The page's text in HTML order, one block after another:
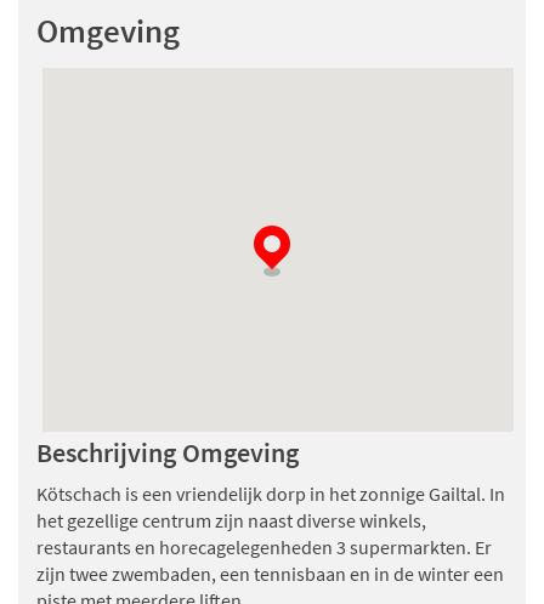
Omgeving
Beschrijving Omgeving
Kötschach is een vriendelijk dorp in het zonnige Gailtal. In
het gezellige centrum zijn naast diverse winkels,
restaurants en horecagelegenheden 3 supermarkten. Er
zijn twee zwembaden, een tennisbaan en in de winter een